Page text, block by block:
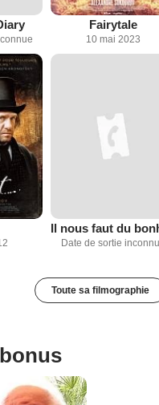
Fairytale
10 mai 2023
Date de sortie
Toute sa filmographie